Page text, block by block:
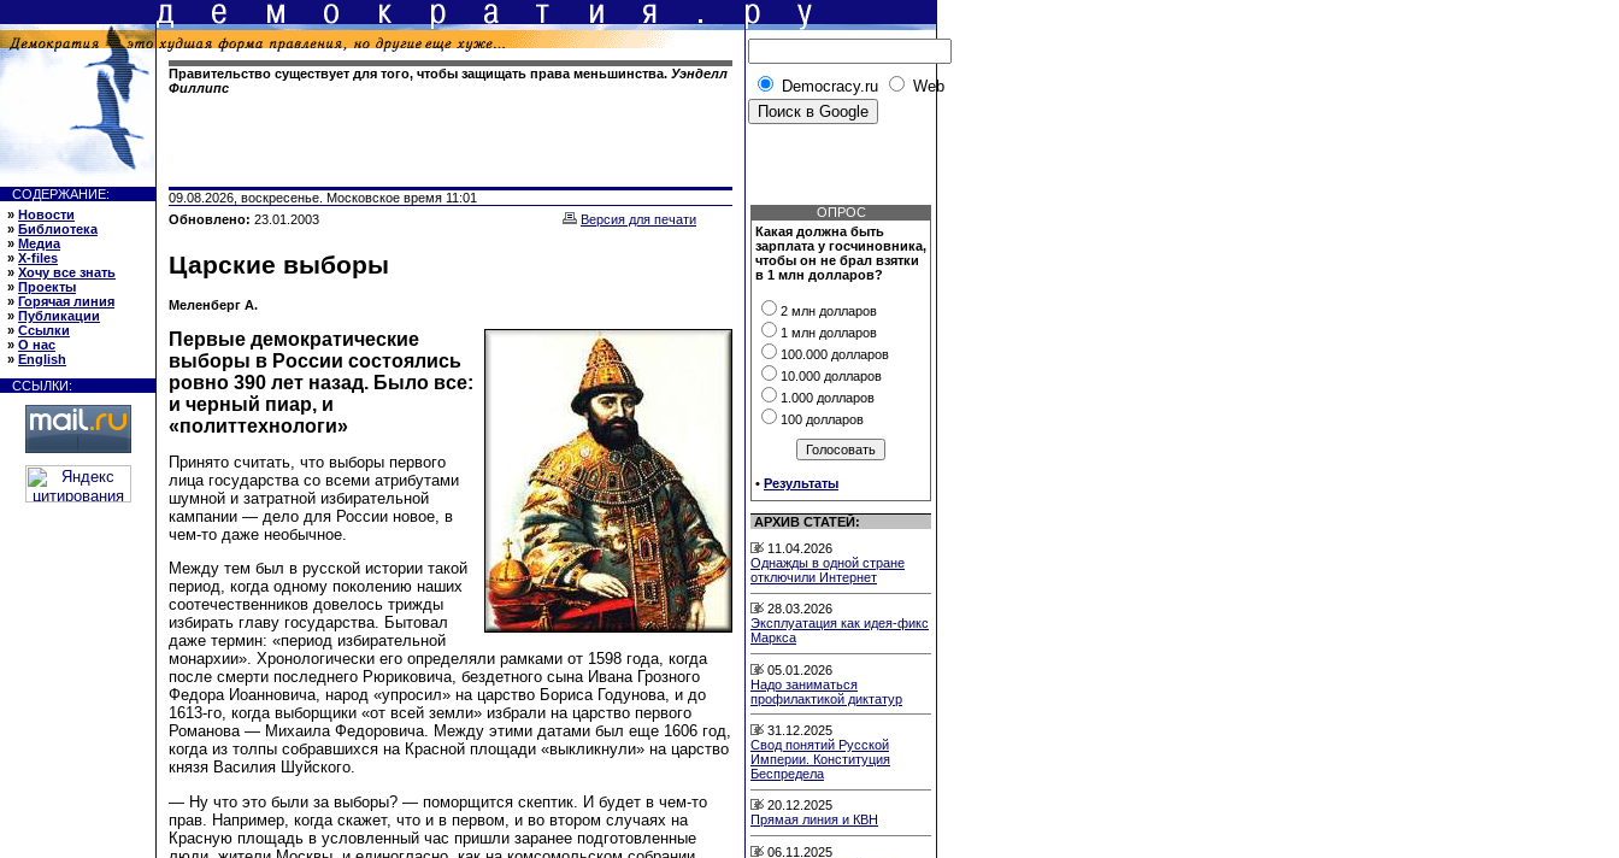
Правительство существует для того, чтобы защищать права меньшинства. Уэнделл
Филлипс
Democracy.ru Web
СОДЕРЖАНИЕ:
» Новости
» Библиотека
» Медиа
» X-files
» Хочу все знать
» Проекты
» Горячая линия
» Публикации
» Ссылки
» О нас
» English
ССЫЛКИ:
09.08.2026, воскресенье. Московское время 11:01
Обновлено: 23.01.2003 Версия для печати
Царские выборы
Меленберг А.
Первые демократические
выборы в России состоялись
ровно 390 лет назад. Было все:
и черный пиар, и
«политтехнологи»
Принято считать, что выборы первого
лица государства со всеми атрибутами
шумной и затратной избирательной
кампании — дело для России новое, в
чем-то даже необычное.
Между тем был в русской истории такой
период, когда одному поколению наших
соотечественников довелось трижды
избирать главу государства. Бытовал
даже термин: «период избирательной
монархии». Хронологически его определяли рамками от 1598 года, когда
после смерти последнего Рюриковича, бездетного сына Ивана Грозного
Федора Иоанновича, народ «упросил» на царство Бориса Годунова, и до
1613-го, когда выборщики «от всей земли» избрали на царство первого
Романова — Михаила Федоровича. Между этими датами был еще 1606 год,
когда из толпы собравшихся на Красной площади «выкликнули» на царство
князя Василия Шуйского.
— Ну что это были за выборы? — поморщится скептик. И будет в чем-то
прав. Например, когда скажет, что и в первом, и во втором случаях на
Красную площадь в условленный час пришли заранее подготовленные
ОПРОС
Какая должна быть
зарплата у госчиновника,
чтобы он не брал взятки
в 1 млн долларов?
2 млн долларов
1 млн долларов
100.000 долларов
10.000 долларов
1.000 долларов
100 долларов
• Результаты
АРХИВ СТАТЕЙ:
11.04.2026
Однажды в одной стране
отключили Интернет
28.03.2026
Эксплуатация как идея-фикс
Маркса
05.01.2026
Надо заниматься
профилактикой диктатур
31.12.2025
Свод понятий Русской
Империи. Конституция
Беспредела
20.12.2025
Прямая линия и КВН
06.11.2025